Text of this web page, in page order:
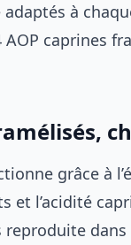
à
caprines
grâce à
l’acidité
reproduite